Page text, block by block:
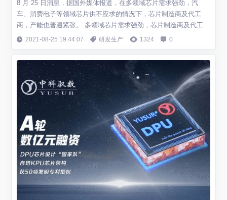
8 月 25 日消息，据国外媒体报道，在多领域芯片需求强劲，汽
车、消费电子等领域芯片供不应求的情况下，芯片制造商及代工
商，产能也普遍紧张。 多领域芯片需求强劲，芯片制造商及代工商
产能紧张，也就意味着对晶圆有强劲的需求，也将推升晶圆制造商
提到，环球晶圆的这名高管也...
2021-08-25 19:44:07 研发生产 1324 0